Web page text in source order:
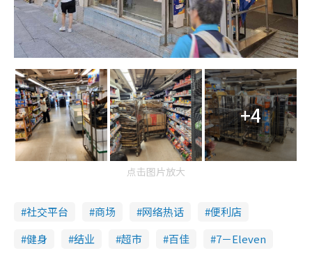
+4
点击图片放大
社交平台 商场 网络热话
便利店
健身
结业 超市 百佳 7－Eleven